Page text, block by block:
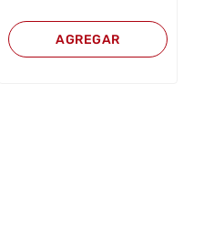
AGREGAR